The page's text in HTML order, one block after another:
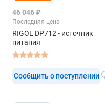
46 046 ₽
Последняя цена
RIGOL DP712 - источник
питания
Сообщить о поступлении